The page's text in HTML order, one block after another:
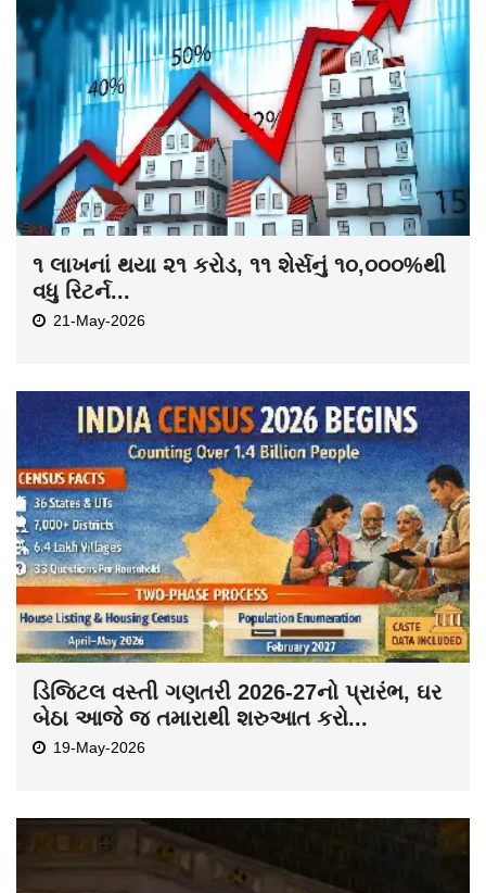
૧ લાખનાં થયા ૨૧ કરોડ, ૧૧ શેર્સનું ૧૦,૦૦૦%થી
વધુ રિટર્ન...
21-May-2026
ડિજિટલ વસ્તી ગણતરી 2026-27નો પ્રારંભ, ઘર
બેઠા આજે જ તમારાથી શરુઆત કરો...
19-May-2026